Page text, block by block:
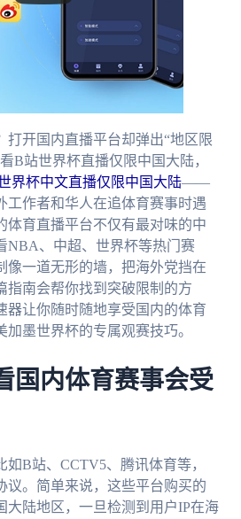
打开国内直播平台却弹出“地区限
B站世界杯直播仅限中国大陆，
界杯中文直播仅限中国大陆——
工作者和华人在追体育赛事时遇
体育直播平台不仅有最对味的中
NBA、中超、世界杯等热门赛
像一道无形的墙，把海外党挡在
指南会帮你找到突破限制的方
器让你随时随地享受国内的体育
加墨世界杯的专属观赛技巧。
国内体育赛事会受
如B站、CCTV5、腾讯体育等，
议。简单来说，这些平台购买的
大陆地区，一旦检测到用户IP在海